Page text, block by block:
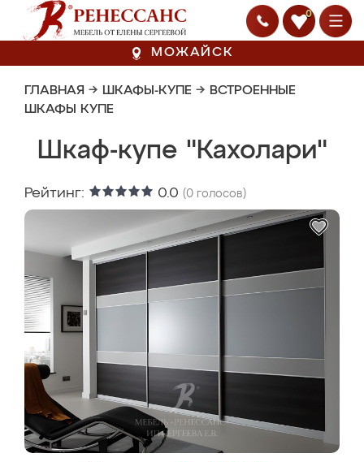
0
МОЖАЙСК
ГЛАВНАЯ → ШКАФЫ-КУПЕ → ВСТРОЕННЫЕ
ШКАФЫ КУПЕ
Шкаф-купе "Кахолари"
Рейтинг: 0.0 (0 голосов)